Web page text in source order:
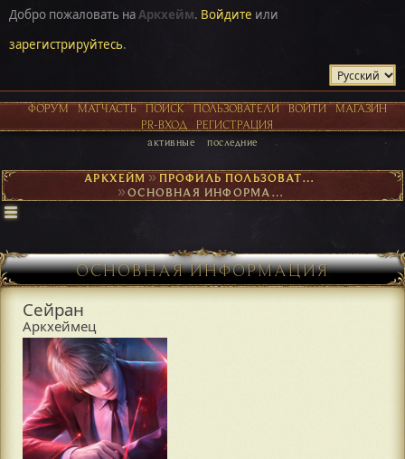
Добро пожаловать наАркхейм. Войдите или
зарегистрируйтесь.
ФОРУМ МАТЧАСТЬ ПОИСК ПОЛЬЗОВАТЕЛИ ВОЙТИ
МАГАЗИН
PR-ВХОД
РЕГИСТРАЦИЯ
активные последние
АРКХЕЙМ► ПРОФИЛЬ ПОЛЬЗОВАТЕЛЯ СЕЙРАН
► ОСНОВНАЯ ИНФОРМАЦИЯ
ОСНОВНАЯ ИНФОРМАЦИЯ
Сейран
Аркхеймец